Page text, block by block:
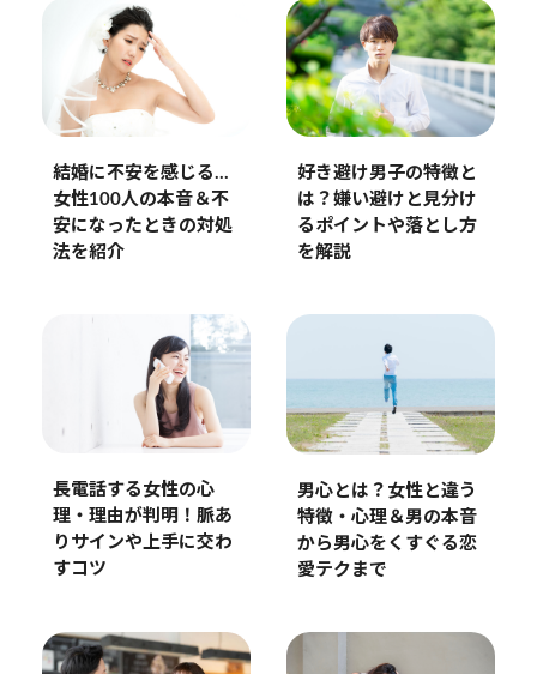
結婚に不安を感じる…
女性100人の本音＆不
安になったときの対処
法を紹介
好き避け男子の特徴と
は？嫌い避けと見分け
るポイントや落とし方
を解説
長電話する女性の心
理・理由が判明！脈あ
りサインや上手に交わ
すコツ
男心とは？女性と違う
特徴・心理＆男の本音
から男心をくすぐる恋
愛テクまで